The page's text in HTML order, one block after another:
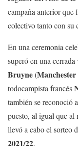
campaña anterior que
colectivo tanto con su
En una ceremonia
superó en una
Bruyne(Manchester
todocampista francés
también se reconoció
puesto, al igual que al
llevó a cabo el sorteo
2021/22.